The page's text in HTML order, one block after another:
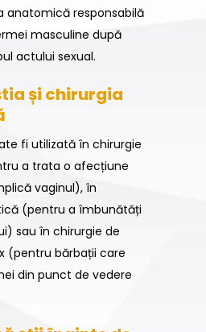
anatomică responsabilă
masculine după
actului sexual.
și chirurgia
fi utilizată în chirurgie
a trata o afecțiune
vaginul), în
(pentru a îmbunătăți
sau în chirurgie de
(pentru bărbații care
din punct de vedere